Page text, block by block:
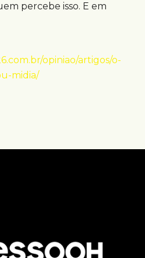
percebe isso. E em
opiniao/artigos/o-
midia/